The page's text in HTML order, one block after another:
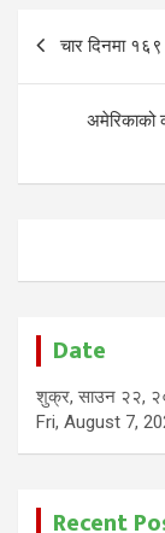
Post
navigation
चार दिनमा १६९
अमेरिकाको
Date
शुक्र, साउन २२,
Fri, August 7,
Recent